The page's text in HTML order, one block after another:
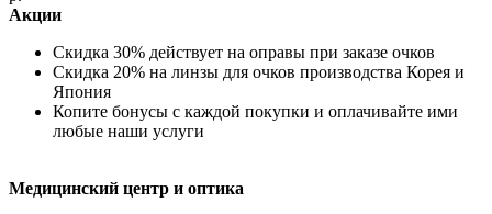
Акции
Скидка 30% действует на оправы при заказе очков
Скидка 20% на линзы для очков производства Корея и
Япония
Копите бонусы с каждой покупки и оплачивайте ими
любые наши услуги
Медицинский центр и оптика